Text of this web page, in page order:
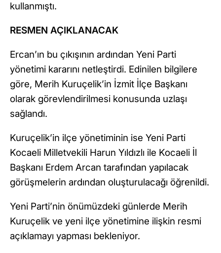
kullanmıştı.
RESMEN AÇIKLANACAK
Ercan’ın bu çıkışının ardından Yeni Parti
yönetimi kararını netleştirdi. Edinilen bilgilere
göre, Merih Kuruçelik’in İzmit İlçe Başkanı
olarak görevlendirilmesi konusunda uzlaşı
sağlandı.
Kuruçelik’in ilçe yönetiminin ise Yeni Parti
Kocaeli Milletvekili Harun Yıldızlı ile Kocaeli İl
Başkanı Erdem Arcan tarafından yapılacak
görüşmelerin ardından oluşturulacağı öğrenildi.
Yeni Parti’nin önümüzdeki günlerde Merih
Kuruçelik ve yeni ilçe yönetimine ilişkin resmi
açıklamayı yapması bekleniyor.